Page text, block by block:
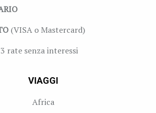
(VISA o Mastercard)
rate senza interessi
VIAGGI
Africa